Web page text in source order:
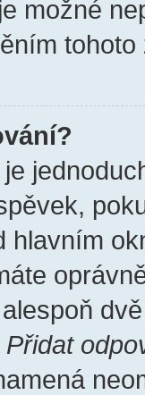
možné
hlavním
Přidat